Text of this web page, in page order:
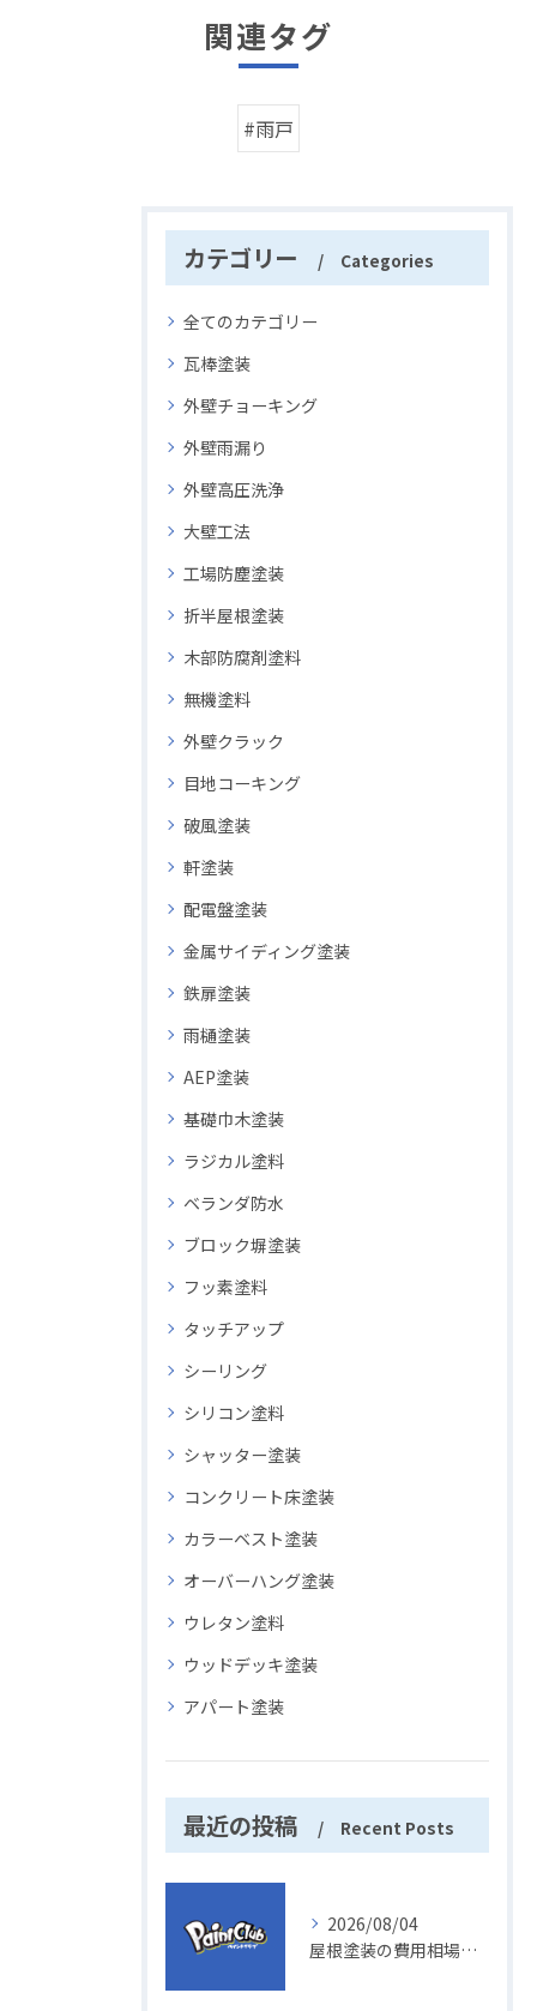
関連タグ
#雨戸
カテゴリー Categories
全てのカテゴリー
瓦棒塗装
外壁チョーキング
外壁雨漏り
外壁高圧洗浄
大壁工法
工場防塵塗装
折半屋根塗装
木部防腐剤塗料
無機塗料
外壁クラック
目地コーキング
破風塗装
軒塗装
配電盤塗装
金属サイディング塗装
鉄扉塗装
雨樋塗装
AEP塗装
基礎巾木塗装
ラジカル塗料
ベランダ防水
ブロック塀塗装
フッ素塗料
タッチアップ
シーリング
シリコン塗料
シャッター塗装
コンクリート床塗装
カラーベスト塗装
オーバーハング塗装
ウレタン塗料
ウッドデッキ塗装
アパート塗装
最近の投稿 Recent Posts
2026/08/04
屋根塗装の費用相場を30坪40坪50坪で徹底比較し後悔しない選び方を解説